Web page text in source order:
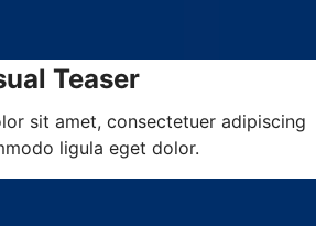
Teaser
sit amet, consectetuer adipiscing
ligula eget dolor.